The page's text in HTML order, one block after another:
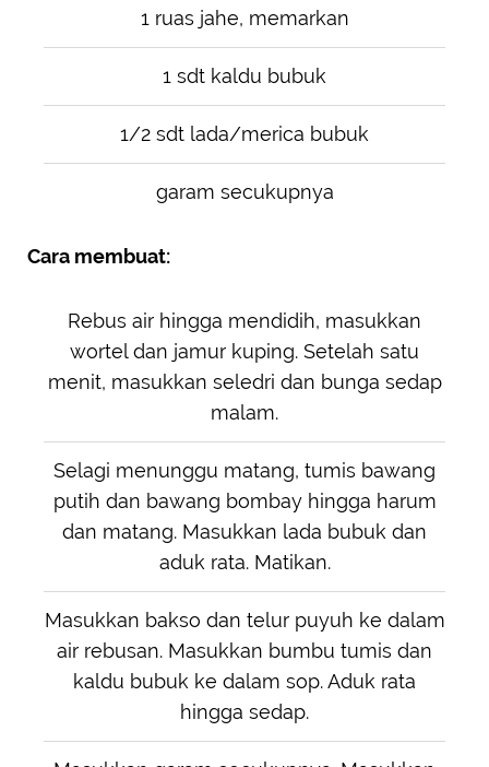
1 ruas jahe, memarkan
1 sdt kaldu bubuk
1/2 sdt lada/merica bubuk
garam secukupnya
Cara membuat:
Rebus air hingga mendidih, masukkan
wortel dan jamur kuping. Setelah satu
menit, masukkan seledri dan bunga sedap
malam.
Selagi menunggu matang, tumis bawang
putih dan bawang bombay hingga harum
dan matang. Masukkan lada bubuk dan
aduk rata. Matikan.
Masukkan bakso dan telur puyuh ke dalam
air rebusan. Masukkan bumbu tumis dan
kaldu bubuk ke dalam sop. Aduk rata
hingga sedap.